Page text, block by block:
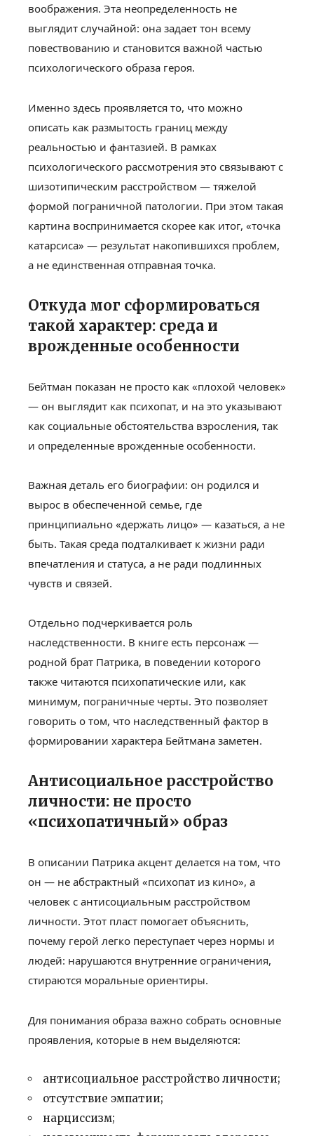
воображения. Эта неопределенность не
выглядит случайной: она задает тон всему
повествованию и становится важной частью
психологического образа героя.
Именно здесь проявляется то, что можно
описать как размытость границ между
реальностью и фантазией. В рамках
психологического рассмотрения это связывают с
шизотипическим расстройством — тяжелой
формой пограничной патологии. При этом такая
картина воспринимается скорее как итог, «точка
катарсиса» — результат накопившихся проблем,
а не единственная отправная точка.
Откуда мог сформироваться
такой характер: среда и
врожденные особенности
Бейтман показан не просто как «плохой человек»
— он выглядит как психопат, и на это указывают
как социальные обстоятельства взросления, так
и определенные врожденные особенности.
Важная деталь его биографии: он родился и
вырос в обеспеченной семье, где
принципиально «держать лицо» — казаться, а не
быть. Такая среда подталкивает к жизни ради
впечатления и статуса, а не ради подлинных
чувств и связей.
Отдельно подчеркивается роль
наследственности. В книге есть персонаж —
родной брат Патрика, в поведении которого
также читаются психопатические или, как
минимум, пограничные черты. Это позволяет
говорить о том, что наследственный фактор в
формировании характера Бейтмана заметен.
Антисоциальное расстройство
личности: не просто
«психопатичный» образ
В описании Патрика акцент делается на том, что
он — не абстрактный «психопат из кино», а
человек с антисоциальным расстройством
личности. Этот пласт помогает объяснить,
почему герой легко переступает через нормы и
людей: нарушаются внутренние ограничения,
стираются моральные ориентиры.
Для понимания образа важно собрать основные
проявления, которые в нем выделяются:
антисоциальное расстройство личности;
отсутствие эмпатии;
нарциссизм;